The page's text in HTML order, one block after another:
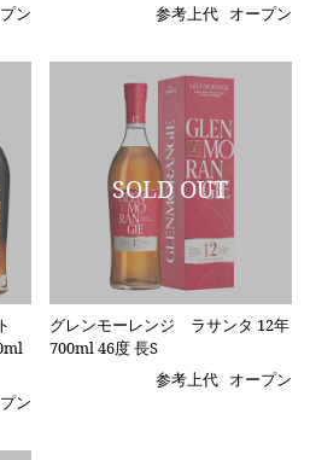
ン
参考上代 オープン
ン
グレンモーレンジ ラサンタ 12年
700ml 46度 長S
参考上代 オープン